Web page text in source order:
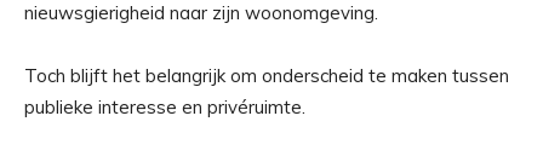
nieuwsgierigheid naar zijn woonomgeving.
Toch blijft het belangrijk om onderscheid te maken tussen
publieke interesse en privéruimte.